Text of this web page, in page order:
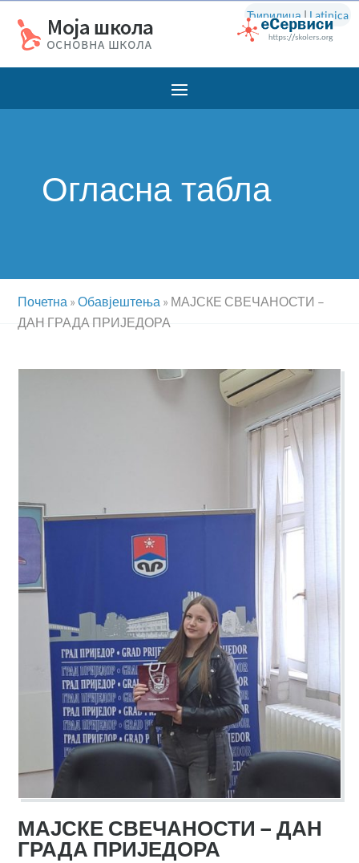
Ћирилица | Latinica
Огласна табла
Почетна »Обавјештења » МАЈСКЕ СВЕЧАНОСТИ –
ДАН ГРАДА ПРИЈЕДОРА
МАЈСКЕ СВЕЧАНОСТИ – ДАН
ГРАДА ПРИЈЕДОРА